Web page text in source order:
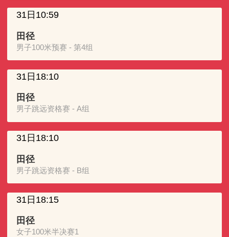
31日10:59
田径
男子100米预赛 - 第4组
31日18:10
田径
男子跳远资格赛 - A组
31日18:10
田径
男子跳远资格赛 - B组
31日18:15
田径
女子100米半决赛1